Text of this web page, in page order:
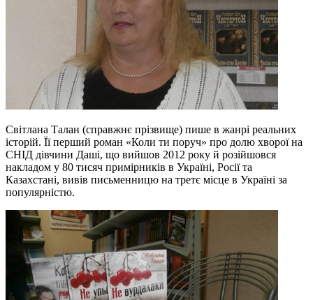
Світлана Талан (справжнє прізвище) пише в жанрі реальних
історій. Її перший роман «Коли ти поруч» про долю хворої на
СНІД дівчини Даші, що вийшов 2012 року й розійшовся
накладом у 80 тисяч примірників в Україні, Росії та
Казахстані, вивів письменницю на третє місце в Україні за
популярністю.